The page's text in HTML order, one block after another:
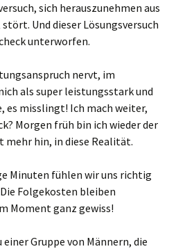
sich herauszunehmen aus
Und dieser Lösungsversuch
unterworfen.
nervt, im
als super leistungsstark und
es misslingt! Ich mach weiter,
Morgen früh bin ich wieder der
mehr hin, in diese Realität.
Minuten fühlen wir uns richtig
Folgekosten bleiben
Moment ganz gewiss!
Gruppe von Männern, die